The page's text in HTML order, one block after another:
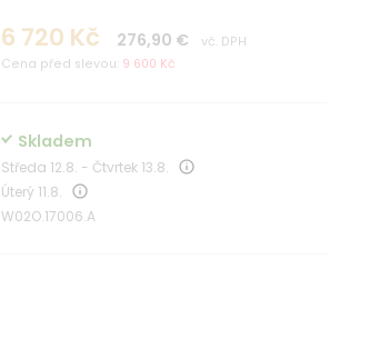
6 720 Kč 276,90 €
vč. DPH
Cena před slevou: 9 600 Kč
Skladem
Středa 12.8. - Čtvrtek 13.8.
Úterý 11.8.
W02O.17006.A